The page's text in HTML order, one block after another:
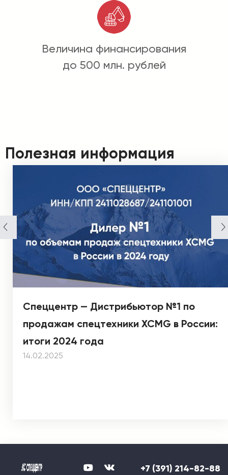
Величина финансирования
до 500 млн. рублей
Полезная информация
Спеццентр — Дистрибьютор №1 по
продажам спецтехники XCMG в России:
итоги 2024 года
14.02.2025
+7 (391) 214-82-88